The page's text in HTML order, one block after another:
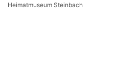
Heimatmuseum Steinbach